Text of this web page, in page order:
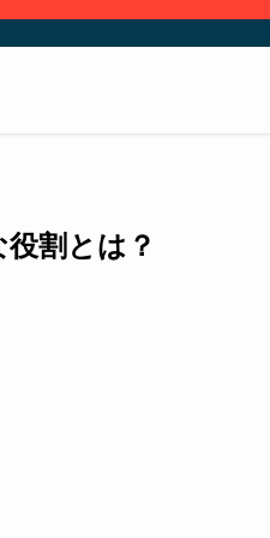
割とは？